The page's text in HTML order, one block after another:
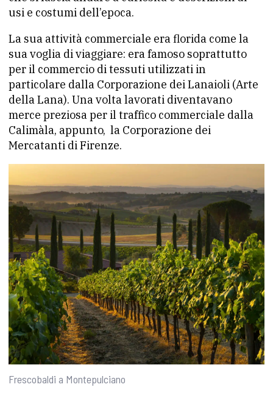
usi e costumi dell’epoca.
La sua attività commerciale era florida come la
sua voglia di viaggiare: era famoso soprattutto
per il commercio di tessuti utilizzati in
particolare dalla Corporazione dei Lanaioli (Arte
della Lana). Una volta lavorati diventavano
merce preziosa per il traffico commerciale dalla
Calimàla, appunto, la Corporazione dei
Mercatanti di Firenze.
Frescobaldi a Montepulciano